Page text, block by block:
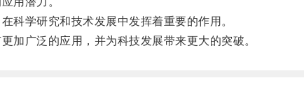
学研究和技术发展中发挥着重要的作用。
广泛的应用，并为科技发展带来更大的突破。